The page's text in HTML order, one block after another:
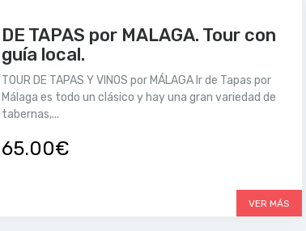
DE TAPAS por MALAGA. Tour con
guía local.
TOUR DE TAPAS Y VINOS por MÁLAGA Ir de Tapas por
Málaga es todo un clásico y hay una gran variedad de
tabernas,...
65.00€
VER MÁS